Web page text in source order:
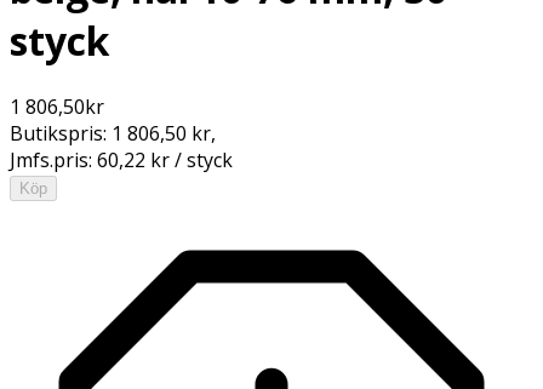
styck
1 806,50kr
Butikspris: 1 806,50 kr,
Jmfs.pris: 60,22 kr / styck
Köp